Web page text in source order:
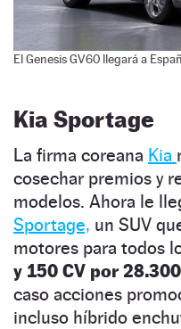
El Genesis GV60 llegará a
Kia Sportage
La firma coreana Kia
cosechar premios y
modelos. Ahora le
Sportage, un SUV
motores para todos
y 150 CV por
caso acciones
incluso híbrido